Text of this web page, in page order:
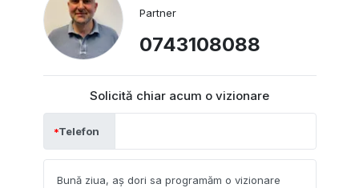
Partner
0743108088
Solicită chiar acum o vizionare
Telefon